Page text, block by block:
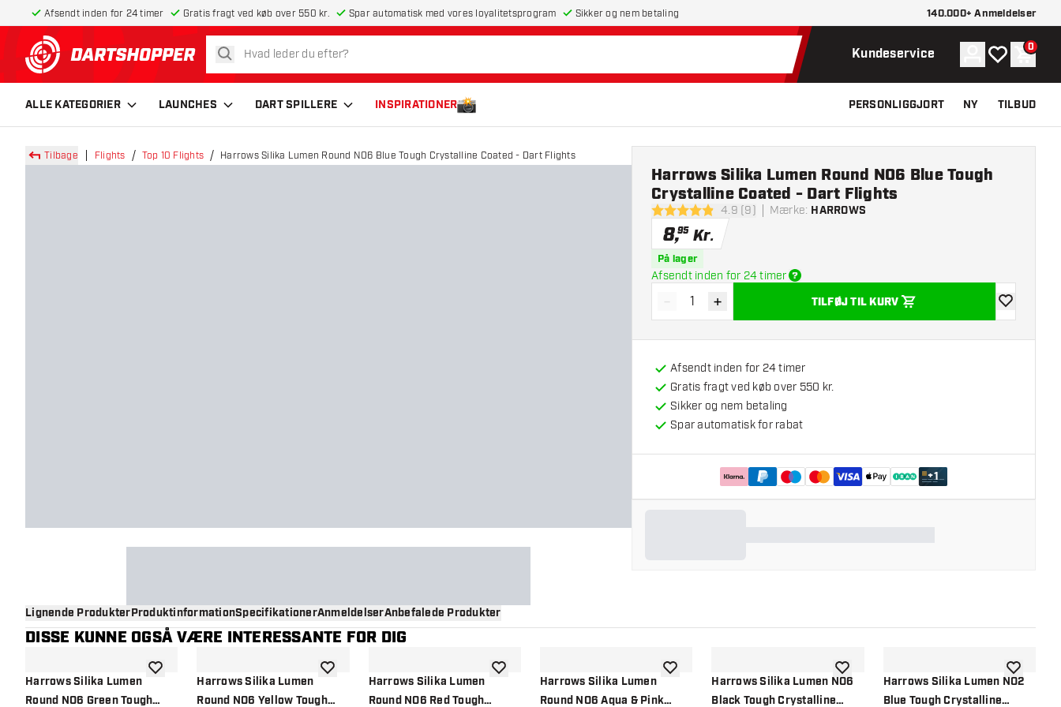
Afsendt inden for 24 timer Gratis fragt ved køb over 550 kr. Spar automatisk med vores loyalitetsprogram Sikker og nem betaling 140.000+ Anmeldelser
tilbage til forsiden
søg Kundeservice Konto
Min 0
ALLE KATEGORIER LAUNCHES DART SPILLERE INSPIRATIONER PERSONLIGGJORT NY TILBUD
Tilbage Flights Top 10 Flights Harrows Silika Lumen Round NO6 Blue Tough Crystalline Coated - Dart Flights
4.9 bedømmelsesstjerner
4.9 (9) Mærke: HARROWS
Harrows Silika Lumen Round NO6 Blue Tough
Crystalline Coated - Dart Flights
8,95 Kr.
På lager
Afsendt inden for 24 timer
Reducér antal
- Øg antal
+ TILFØJ TIL KURV
tilføje til
Afsendt inden for 24 timer
Gratis fragt ved køb over 550 kr.
Sikker og nem betaling
Spar automatisk for rabat
+1
Lignende ProdukterProduktinformationSpecifikationerAnmeldelserAnbefalede Produkter
DISSE KUNNE OGSÅ VÆRE INTERESSANTE FOR DIG
Harrows Silika Lumen
Round NO6 Green Tough
tilføje til ønskelisteHarrows Silika Lumen
Round NO6 Yellow Tough
tilføje til ønskelisteHarrows Silika Lumen
Round NO6 Red Tough
tilføje til ønskelisteHarrows Silika Lumen
Round NO6 Aqua & Pink
tilføje til ønskelisteHarrows Silika Lumen NO6
Black Tough Crystalline
tilføje til ønskelisteHarrows Silika Lumen NO2
Blue Tough Crystalline
tilføje til